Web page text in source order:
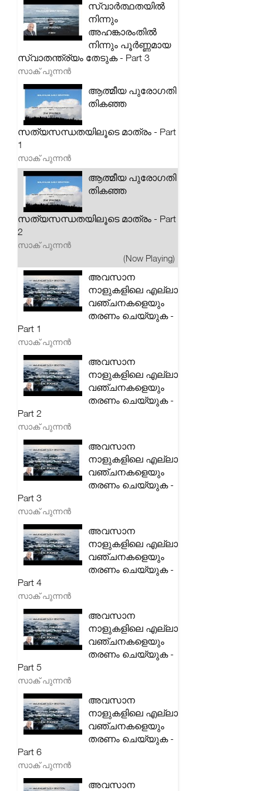
സ്വാർത്ഥതയിൽ
നിന്നും
അഹങ്കാരംതിൽ
നിന്നും പൂർണ്ണമായ
സ്വാതന്ത്ര്യം തേടുക - Part 3
സാക് പുന്നൻ
ആത്മീയ പുരോഗതി
തികഞ്ഞ
സത്യസന്ധതയിലൂടെ മാത്രം - Part
1
സാക് പുന്നൻ
ആത്മീയ പുരോഗതി
തികഞ്ഞ
സത്യസന്ധതയിലൂടെ മാത്രം - Part
2
സാക് പുന്നൻ
(Now Playing)
അവസാന
നാളുകളിലെ എല്ലാ
വഞ്ചനകളെയും
തരണം ചെയ്യുക -
Part 1
സാക് പുന്നൻ
അവസാന
നാളുകളിലെ എല്ലാ
വഞ്ചനകളെയും
തരണം ചെയ്യുക -
Part 2
സാക് പുന്നൻ
അവസാന
നാളുകളിലെ എല്ലാ
വഞ്ചനകളെയും
തരണം ചെയ്യുക -
Part 3
സാക് പുന്നൻ
അവസാന
നാളുകളിലെ എല്ലാ
വഞ്ചനകളെയും
തരണം ചെയ്യുക -
Part 4
സാക് പുന്നൻ
അവസാന
നാളുകളിലെ എല്ലാ
വഞ്ചനകളെയും
തരണം ചെയ്യുക -
Part 5
സാക് പുന്നൻ
അവസാന
നാളുകളിലെ എല്ലാ
വഞ്ചനകളെയും
തരണം ചെയ്യുക -
Part 6
സാക് പുന്നൻ
അവസാന